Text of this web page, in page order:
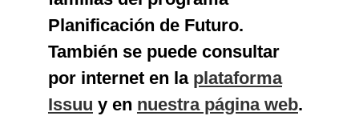
Planificación de Futuro.
También se puede consultar
por internet en la plataforma
Issuu y en nuestra página web.